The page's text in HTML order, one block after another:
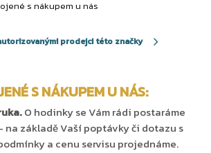
s nákupem u nás
prodejci této značky
S NÁKUPEM U NÁS:
O hodinky se Vám rádi postaráme
na základě Vaší poptávky či dotazu s
a cenu servisu projednáme.